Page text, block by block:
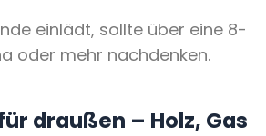
einlädt, sollte über eine 8-
oder mehr nachdenken.
draußen – Holz, Gas